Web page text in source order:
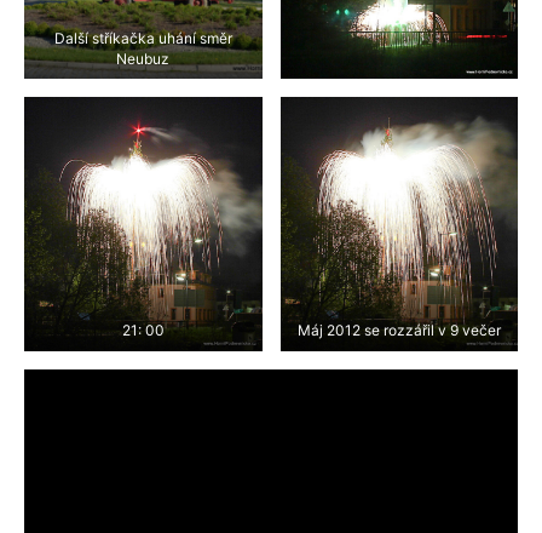
Další stříkačka uhání směr
Neubuz
21: 00 Máj 2012 se rozzářil v 9 večer